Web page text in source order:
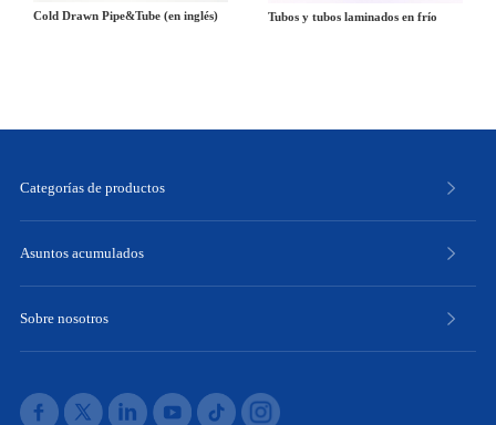
Cold Drawn Pipe&Tube (en inglés) Tubos y tubos laminados en frío
Categorías de productos
Asuntos acumulados
Sobre nosotros